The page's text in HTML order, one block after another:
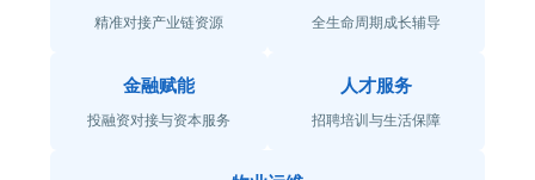
精准对接产业链资源 全生命周期成长辅导
金融赋能
投融资对接与资本服务
人才服务
招聘培训与生活保障